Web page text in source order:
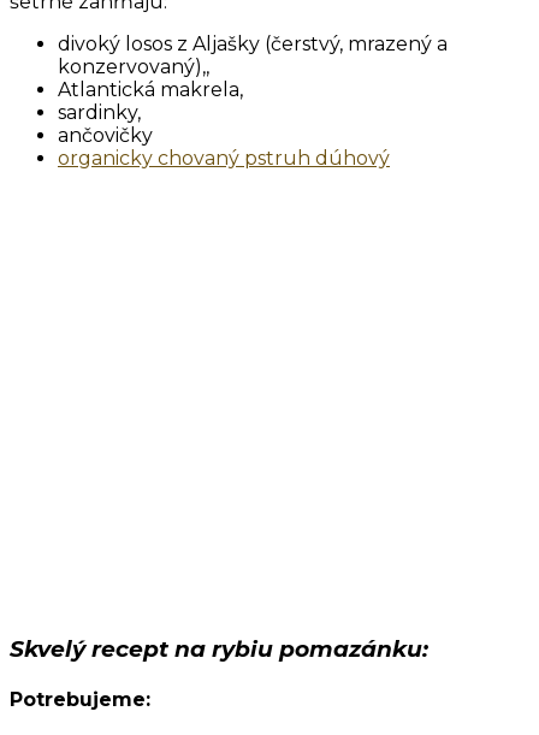
divoký losos z Aljašky (čerstvý, mrazený a
konzervovaný),,
Atlantická makrela,
sardinky,
ančovičky
organicky chovaný pstruh dúhový
Skvelý recept na rybiu pomazánku:
Potrebujeme: